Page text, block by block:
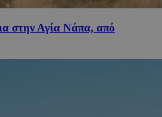
στην Αγία Νάπα, από